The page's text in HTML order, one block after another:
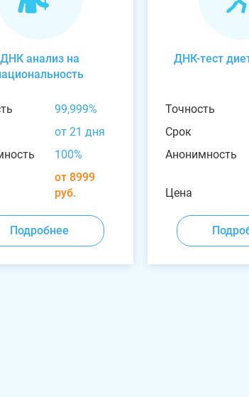
ДНК анализ на
99,999%
от 21 дня
100%
от 8999
руб.
Подробнее
ДНК-тест
Точность
Срок
Анонимность
Цена